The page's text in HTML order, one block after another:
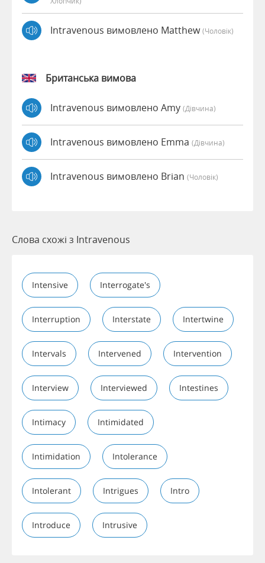
Intravenous вимовлено Matthew(чоловік)
Британська вимова
Intravenous вимовлено Amy (дівчина)
Intravenous вимовлено Emma (дівчина)
Intravenous вимовлено Brian (чоловік)
Слова схожі з Intravenous
Intensive Interrogate's
Interruption Interstate Intertwine
Intervals Intervened Intervention
Interview Interviewed Intestines
Intimacy Intimidated
Intimidation Intolerance
Intolerant Intrigues Intro
Introduce Intrusive